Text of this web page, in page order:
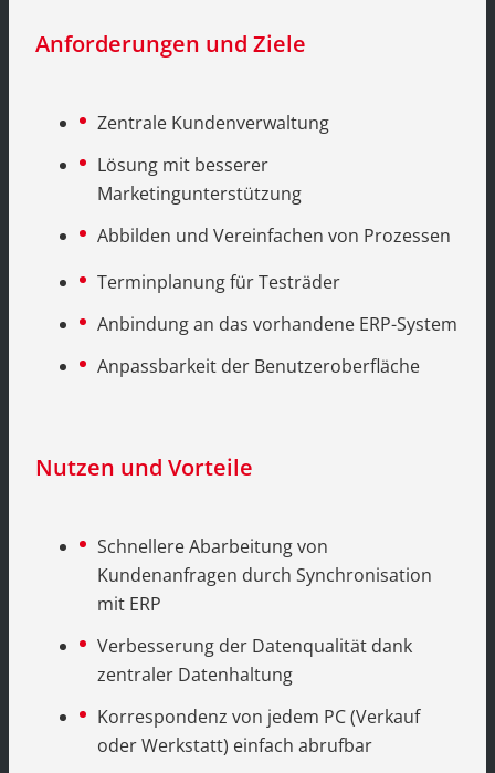
Anforderungen und Ziele
Zentrale Kundenverwaltung
Lösung mit besserer
Marketingunterstützung
Abbilden und Vereinfachen von Prozessen
Terminplanung für Testräder
Anbindung an das vorhandene ERP-System
Anpassbarkeit der Benutzeroberfläche
Nutzen und Vorteile
Schnellere Abarbeitung von
Kundenanfragen durch Synchronisation
mit ERP
Verbesserung der Datenqualität dank
zentraler Datenhaltung
Korrespondenz von jedem PC (Verkauf
oder Werkstatt) einfach abrufbar